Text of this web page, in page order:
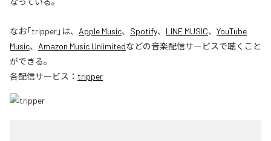
なお「tripper」は、 Apple Music、 Spotify、 LINE MUSIC、 YouTube
Music、 Amazon Music Unlimitedなどの音楽配信サービスで聴くこと
ができる。
各配信サービス： tripper